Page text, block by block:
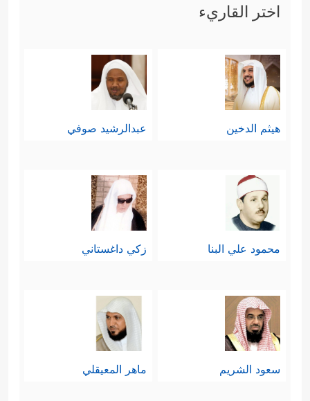
اختر القاريء
هيثم الدخين عبدالرشيد صوفي
محمود علي البنا زكي داغستاني
سعود الشريم ماهر المعيقلي